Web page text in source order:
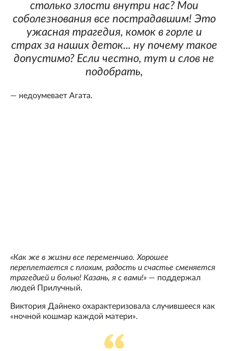
столько злости внутри нас? Мои
соболезнования все пострадавшим! Это
ужасная трагедия, комок в горле и
страх за наших деток... ну почему такое
допустимо? Если честно, тут и слов не
подобрать,
— недоумевает Агата.
«Как же в жизни все переменчиво. Хорошее
переплетается с плохим, радость и счастье сменяется
трагедией и болью! Казань, я с вами!» — поддержал
людей Прилучный.
Виктория Дайнеко охарактеризовала случившееся как
«ночной кошмар каждой матери».